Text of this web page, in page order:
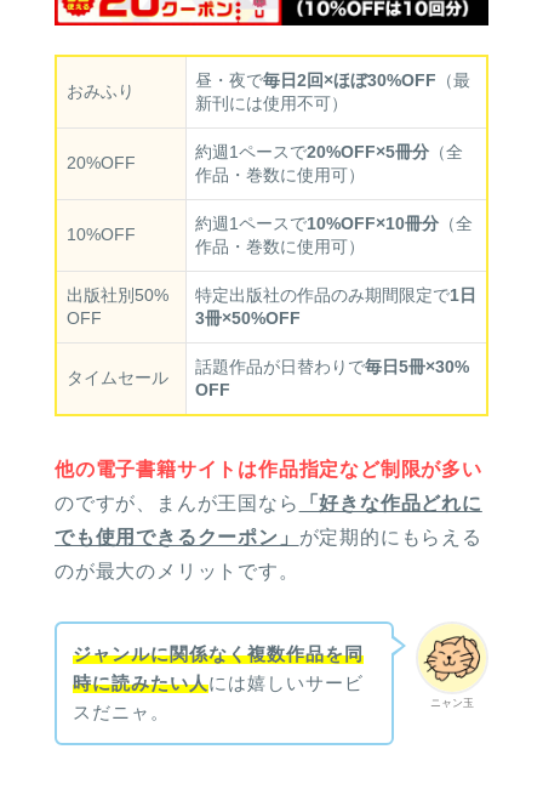
おみふり
昼・夜で毎日2回×ほぼ30%OFF （最
新刊には使用不可）
20%OFF
約週1ペースで20%OFF×5冊分 （全
作品・巻数に使用可）
10%OFF
約週1ペースで10%OFF×10冊分 （全
作品・巻数に使用可）
出版社別50%
OFF
特定出版社の作品のみ期間限定で1日
3冊×50%OFF
タイムセール
話題作品が日替わりで毎日5冊×30%
OFF
他の電子書籍サイトは作品指定など制限が多い
のですが、まんが王国なら
「好きな作品どれに
でも使用できるクーポン」 が定期的にもらえる
のが最大のメリットです。
ニャン玉
ジャンルに関係なく複数作品を同
時に読みたい人には嬉しいサービ
スだニャ。